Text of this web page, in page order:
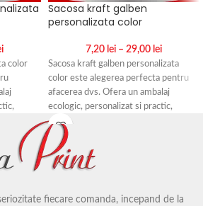
color
o solutie
Sacosa kraft galben
personalizata color
7,20 lei – 29,00 lei
Sacosa kraft galben personalizata
color este alegerea perfecta pentru
afacerea dvs. Ofera un ambalaj
ecologic, personalizat si practic,
adaptat dimensiunilor si culorilor
preferate.
Cu un design rezistent si maner
rasucit, aceasta sacosa ofera o solutie
pentru brandul dvs.
fiecare comanda, incepand de la